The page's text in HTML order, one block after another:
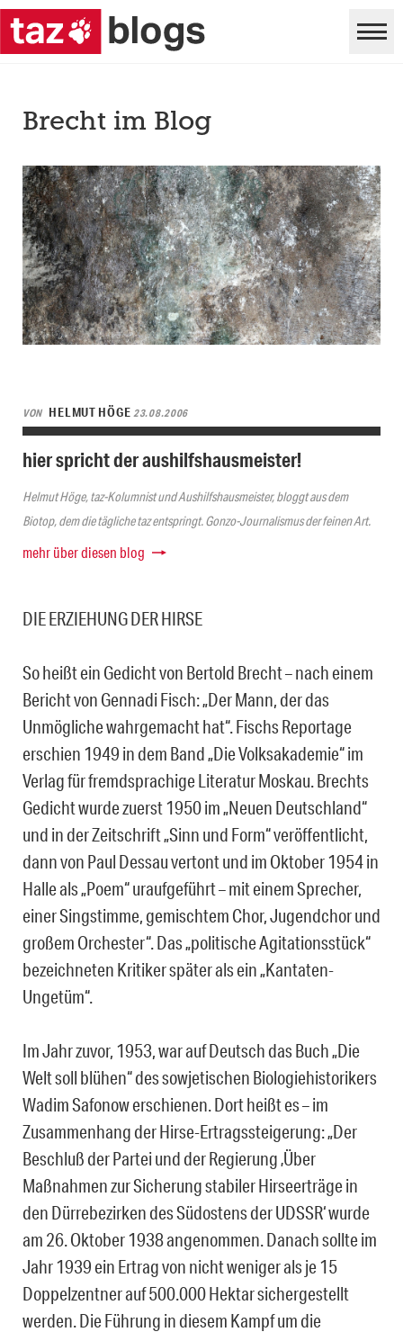
Brecht im Blog
VON HELMUT HÖGE23.08.2006
hier spricht der aushilfshausmeister!
Helmut Höge, taz-Kolumnist und Aushilfshausmeister, bloggt aus dem
Biotop, dem die tägliche taz entspringt. Gonzo-Journalismus der feinen Art.
mehr über diesen blog
DIE ERZIEHUNG DER HIRSE
So heißt ein Gedicht von Bertold Brecht – nach einem
Bericht von Gennadi Fisch: „Der Mann, der das
Unmögliche wahrgemacht hat“. Fischs Reportage
erschien 1949 in dem Band „Die Volksakademie“ im
Verlag für fremdsprachige Literatur Moskau. Brechts
Gedicht wurde zuerst 1950 im „Neuen Deutschland“
und in der Zeitschrift „Sinn und Form“ veröffentlicht,
dann von Paul Dessau vertont und im Oktober 1954 in
Halle als „Poem“ uraufgeführt – mit einem Sprecher,
einer Singstimme, gemischtem Chor, Jugendchor und
großem Orchester“. Das „politische Agitationsstück“
bezeichneten Kritiker später als ein „Kantaten-
Ungetüm“.
Im Jahr zuvor, 1953, war auf Deutsch das Buch „Die
Welt soll blühen“ des sowjetischen Biologiehistorikers
Wadim Safonow erschienen. Dort heißt es – im
Zusammenhang der Hirse-Ertragssteigerung: „Der
Beschluß der Partei und der Regierung ‚Über
Maßnahmen zur Sicherung stabiler Hirseerträge in
den Dürrebezirken des Südostens der UDSSR‘ wurde
am 26. Oktober 1938 angenommen. Danach sollte im
Jahr 1939 ein Ertrag von nicht weniger als je 15
Doppelzentner auf 500.000 Hektar sichergestellt
werden. Die Führung in diesem Kampf um die